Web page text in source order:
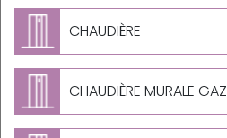
CHAUDIÈRE
CHAUDIÈRE MURALE GAZ